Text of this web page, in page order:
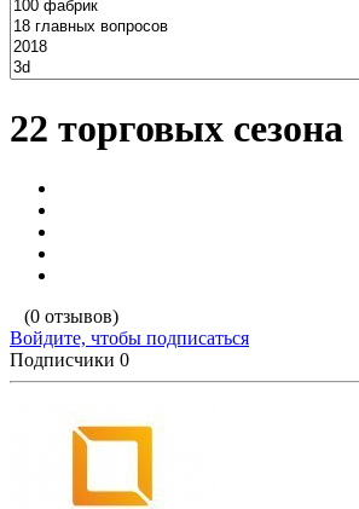
22 торговых сезона
(0 отзывов)
Войдите, чтобы подписаться
Подписчики 0